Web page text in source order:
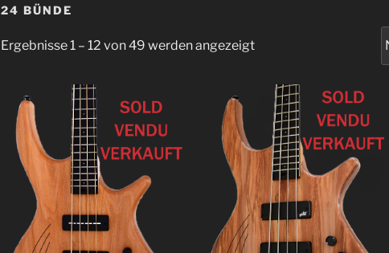
24 BÜNDE
Ergebnisse 1 – 12 von 49 werden angezeigt